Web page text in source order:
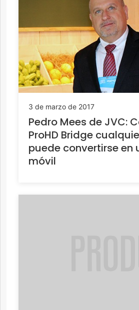
3 de marzo de 2017
Pedro Mees de JVC:
ProHD Bridge
puede convertirse en
móvil